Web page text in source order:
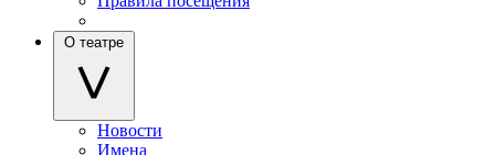
О театре
Новости
Имена